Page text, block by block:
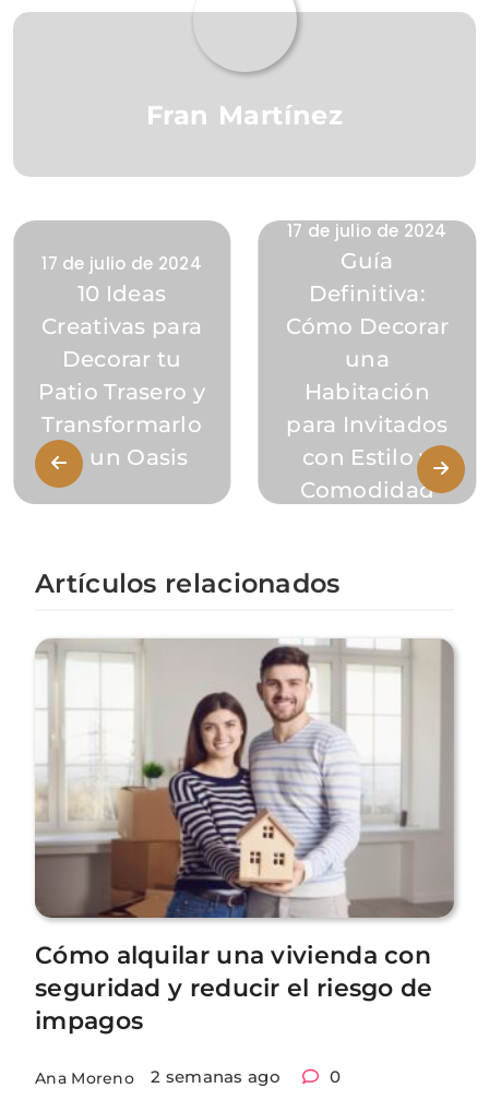
Fran Martínez
17 de julio de 2024
10 Ideas
Creativas para
Decorar tu
Patio Trasero y
Transformarlo
en un Oasis
17 de julio de 2024
Guía
Definitiva:
Cómo Decorar
una
Habitación
para Invitados
con Estilo y
Comodidad
Artículos relacionados
Cómo alquilar una vivienda con
seguridad y reducir el riesgo de
impagos
Ana Moreno 2 semanas ago 0